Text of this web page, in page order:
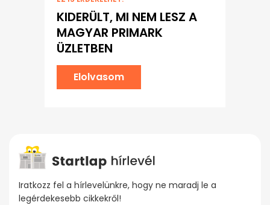
KIDERÜLT, MI NEM LESZ A
MAGYAR PRIMARK
ÜZLETBEN
Elolvasom
Iratkozz fel a hírlevelünkre, hogy ne maradj le a
legérdekesebb cikkekről!